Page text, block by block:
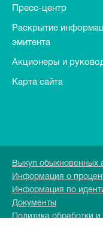
Пресс-центр
Раскрытие
эмитента
Акционеры и
Карта сайта
Выкуп обыкновенных
Информация о
Информация по
Документы
Политика обработки